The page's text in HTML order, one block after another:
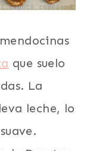
que suelo
La
leche, lo